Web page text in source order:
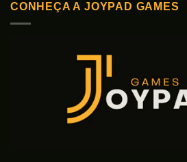
CONHEÇA A JOYPAD GAMES